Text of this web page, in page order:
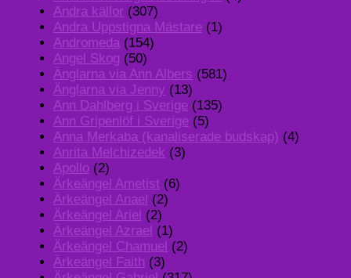
Andra källor (307)
Andra Uppstigna Mästare (1)
Andromeda (154)
Angel Skog (50)
Änglarna via Ann Albers (581)
Änglarna via Jenny (13)
Ann Dahlberg i Sverige (135)
Ann Gripenlöf i Sverige (5)
Anna Merkaba (kanaliserade budskap) (4)
Anrita Melchizedek (3)
Apollo (2)
Ärkeängel Ametist (6)
Ärkeängel Anael (2)
Ärkeängel Ariel (2)
Ärkeängel Azrael (1)
Ärkeängel Chamuel (2)
Ärkeängel Faith (3)